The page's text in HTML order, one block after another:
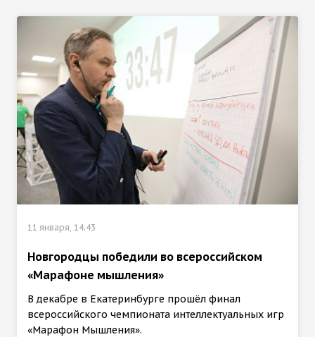
11 января, 14:43
Новгородцы победили во всероссийском
«Марафоне мышления»
В декабре в Екатеринбурге прошёл финал
всероссийского чемпионата интеллектуальных игр
«Марафон Мышления».